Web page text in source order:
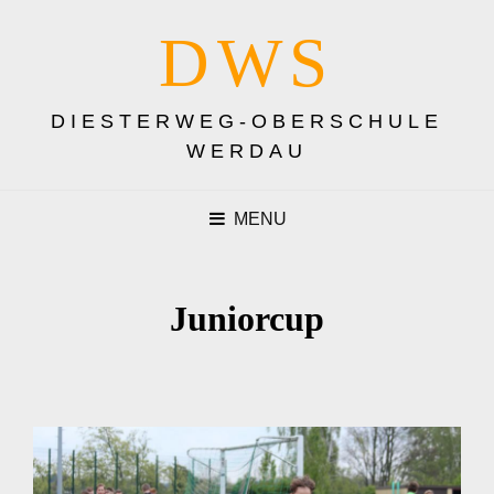
DWS
DIESTERWEG-OBERSCHULE
WERDAU
MENU
Juniorcup